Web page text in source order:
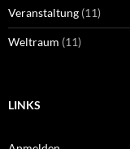
Veranstaltung (11)
Weltraum (11)
LINKS